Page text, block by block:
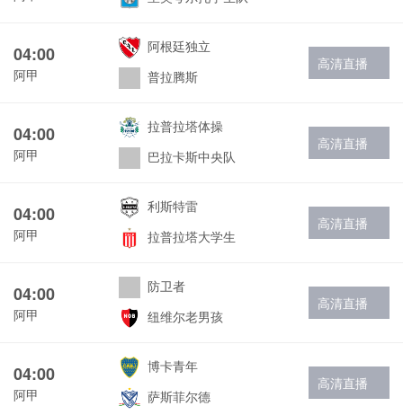
04:00
阿甲
阿根廷独立
普拉腾斯
高清直播
04:00
阿甲
拉普拉塔体操
巴拉卡斯中央队
高清直播
04:00
阿甲
利斯特雷
拉普拉塔大学生
高清直播
04:00
阿甲
防卫者
纽维尔老男孩
高清直播
04:00
阿甲
博卡青年
萨斯菲尔德
高清直播